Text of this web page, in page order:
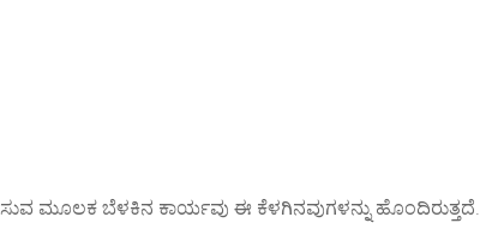
ಮೂಲಕ ಬೆಳಕಿನ ಕಾರ್ಯವು ಈ ಕೆಳಗಿನವುಗಳನ್ನು ಹೊಂದಿರುತ್ತದೆ.